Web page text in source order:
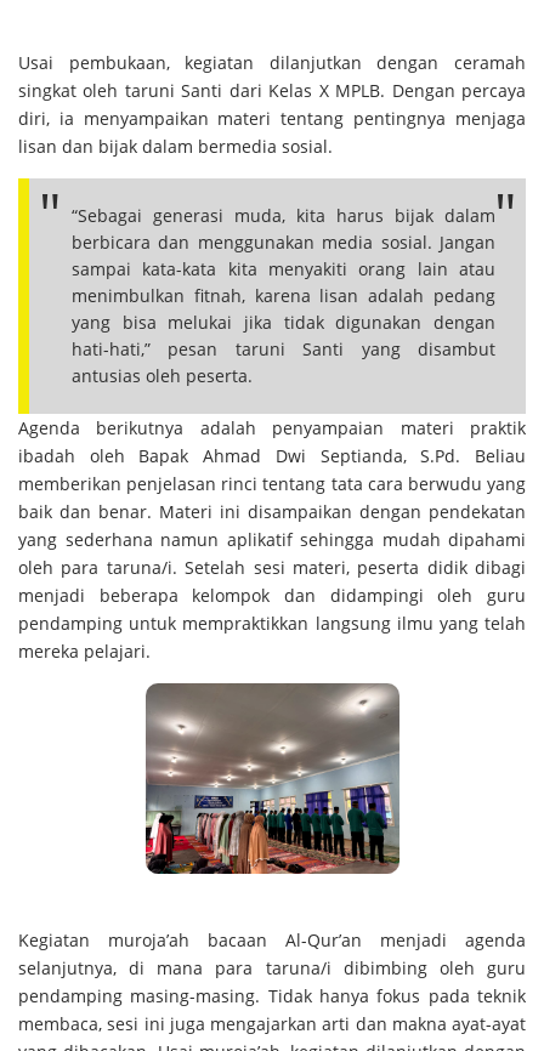
Usai pembukaan, kegiatan dilanjutkan dengan ceramah
singkat oleh taruni Santi dari Kelas X MPLB. Dengan percaya
diri, ia menyampaikan materi tentang pentingnya menjaga
lisan dan bijak dalam bermedia sosial.
“Sebagai generasi muda, kita harus bijak dalam
berbicara dan menggunakan media sosial. Jangan
sampai kata-kata kita menyakiti orang lain atau
menimbulkan fitnah, karena lisan adalah pedang
yang bisa melukai jika tidak digunakan dengan
hati-hati,” pesan taruni Santi yang disambut
antusias oleh peserta.
Agenda berikutnya adalah penyampaian materi praktik
ibadah oleh Bapak Ahmad Dwi Septianda, S.Pd. Beliau
memberikan penjelasan rinci tentang tata cara berwudu yang
baik dan benar. Materi ini disampaikan dengan pendekatan
yang sederhana namun aplikatif sehingga mudah dipahami
oleh para taruna/i. Setelah sesi materi, peserta didik dibagi
menjadi beberapa kelompok dan didampingi oleh guru
pendamping untuk mempraktikkan langsung ilmu yang telah
mereka pelajari.
Kegiatan muroja’ah bacaan Al-Qur’an menjadi agenda
selanjutnya, di mana para taruna/i dibimbing oleh guru
pendamping masing-masing. Tidak hanya fokus pada teknik
membaca, sesi ini juga mengajarkan arti dan makna ayat-ayat